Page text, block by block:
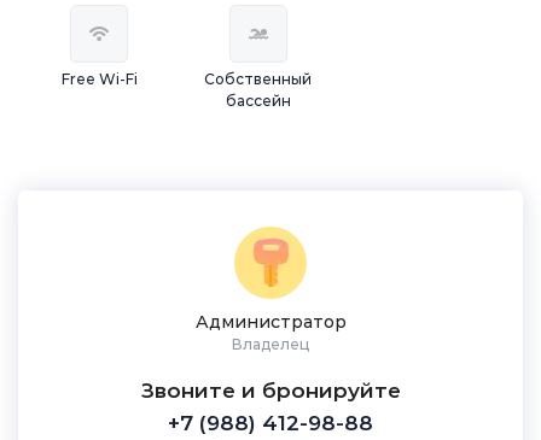
Free Wi-Fi
Собственный
бассейн
Администратор
Владелец
Звоните и бронируйте
+7 (988) 412-98-88